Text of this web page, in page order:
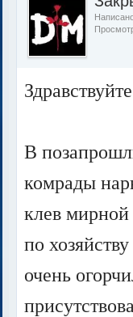
В
комрады
клев
по
очень